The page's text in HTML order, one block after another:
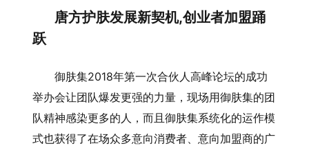
唐方护肤发展新契机,创业者加盟踊
跃
御肤集2018年第一次合伙人高峰论坛的成功
举办会让团队爆发更强的力量，现场用御肤集的团
队精神感染更多的人，而且御肤集系统化的运作模
式也获得了在场众多意向消费者、意向加盟商的广